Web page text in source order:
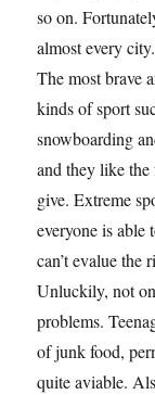
so on.
almost every city.
The most brave
kinds of sport
snowboarding
and they like
give. Extreme
everyone is able
can’t evalue the
Unluckily, not
problems.
of junk food,
quite aviable.